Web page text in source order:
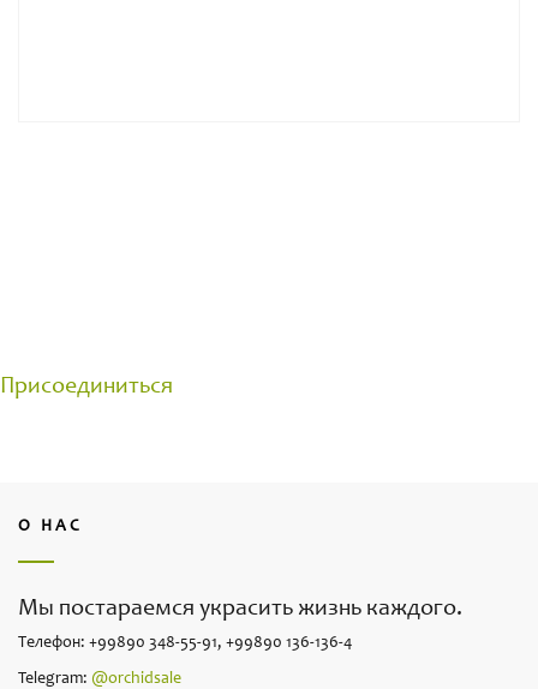
Присоединиться
О НАС
Мы постараемся украсить жизнь каждого.
Телефон: +99890 348-55-91, +99890 136-136-4
Telegram: @orchidsale